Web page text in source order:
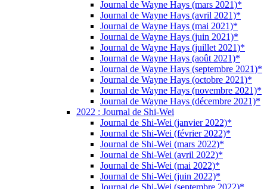
Journal de Wayne Hays (mars 2021)*
Journal de Wayne Hays (avril 2021)*
Journal de Wayne Hays (mai 2021)*
Journal de Wayne Hays (juin 2021)*
Journal de Wayne Hays (juillet 2021)*
Journal de Wayne Hays (août 2021)*
Journal de Wayne Hays (septembre 2021)*
Journal de Wayne Hays (octobre 2021)*
Journal de Wayne Hays (novembre 2021)*
Journal de Wayne Hays (décembre 2021)*
2022 : Journal de Shi-Wei
Journal de Shi-Wei (janvier 2022)*
Journal de Shi-Wei (février 2022)*
Journal de Shi-Wei (mars 2022)*
Journal de Shi-Wei (avril 2022)*
Journal de Shi-Wei (mai 2022)*
Journal de Shi-Wei (juin 2022)*
Journal de Shi-Wei (septembre 2022)*